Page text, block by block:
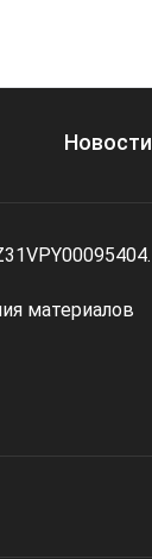
Новости
материалов